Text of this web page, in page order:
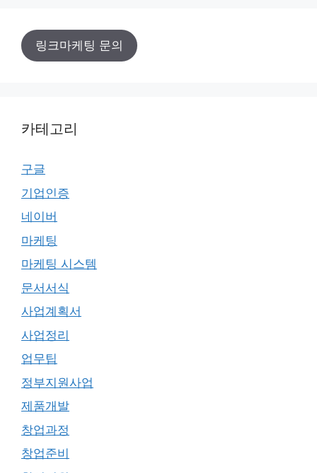
링크마케팅 문의
카테고리
구글
기업인증
네이버
마케팅
마케팅 시스템
문서서식
사업계획서
사업정리
업무팁
정부지원사업
제품개발
창업과정
창업준비